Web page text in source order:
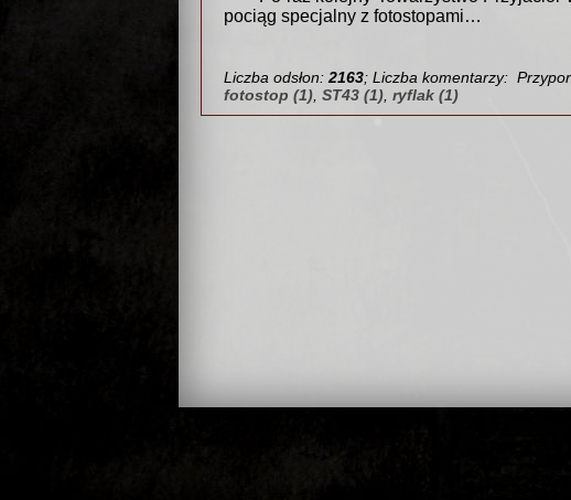
pociąg specjalny z fotostopami…
Liczba odsłon: 2163; Liczba komentarzy:
fotostop (1) ST43 (1) ryflak (1)